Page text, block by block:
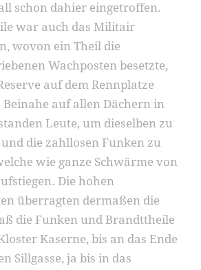
schon dahier eingetroffen.
war auch das Militair
wovon ein Theil die
Wachposten besetzte,
auf dem Rennplatze
auf allen Dächern in
Leute, um dieselben zu
und die zahllosen Funken zu
wie ganze Schwärme von
Die hohen
überragten dermaßen die
die Funken und Brandttheile
Kaserne, bis an das Ende
Sillgasse, ja bis in das